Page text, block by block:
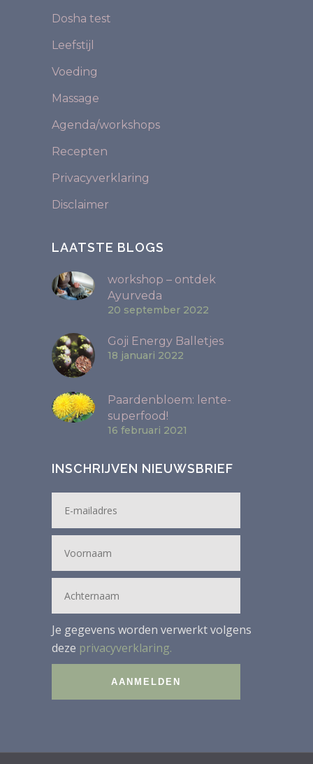
Dosha test
Leefstijl
Voeding
Massage
Agenda/workshops
Recepten
Privacyverklaring
Disclaimer
LAATSTE BLOGS
workshop – ontdek
Ayurveda
20 september 2022
Goji Energy Balletjes
18 januari 2022
Paardenbloem: lente-
superfood!
16 februari 2021
INSCHRIJVEN NIEUWSBRIEF
Je gegevens worden verwerkt volgens
deze privacyverklaring.